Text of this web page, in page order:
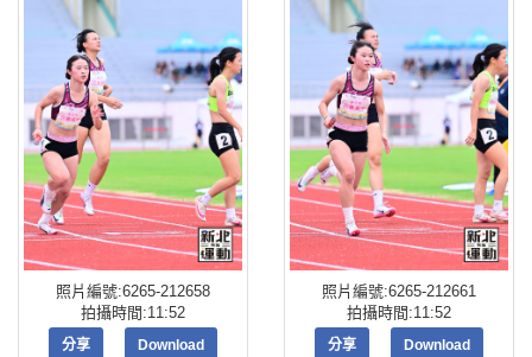
照片編號:6265-212658
拍攝時間:11:52
分享 Download
照片編號:6265-212661
拍攝時間:11:52
分享 Download